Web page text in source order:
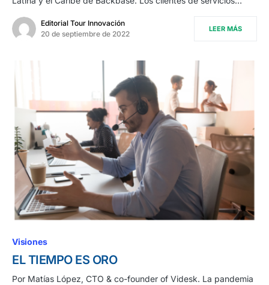
Editorial Tour Innovación
20 de septiembre de 2022
LEER MÁS
Visiones
EL TIEMPO ES ORO
Por Matías López, CTO & co-founder of Videsk. La pandemia